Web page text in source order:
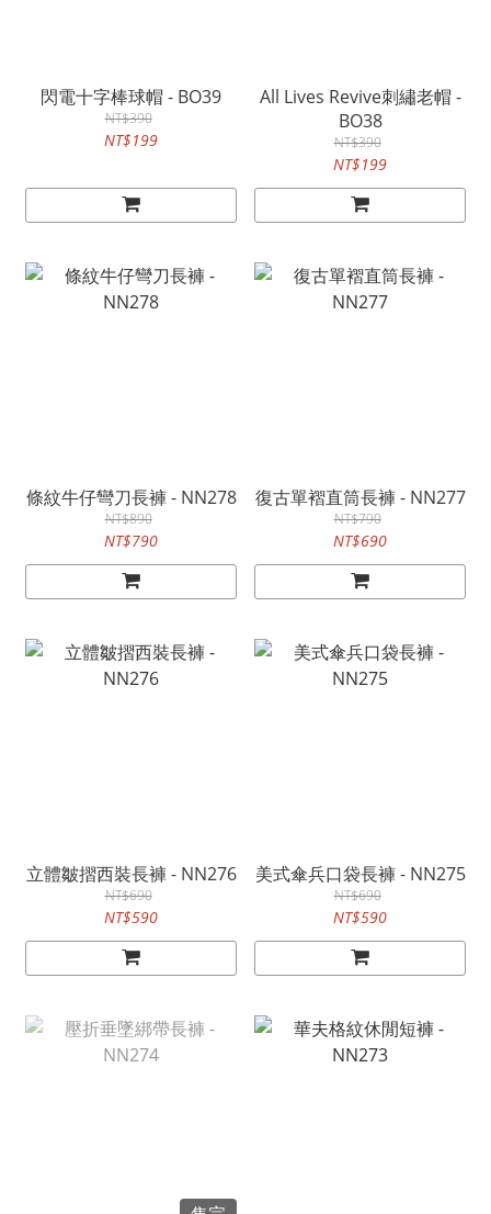
閃電十字棒球帽 - BO39
NT$390
NT$199
All Lives Revive刺繡老帽 -
BO38
NT$390
NT$199
條紋牛仔彎刀長褲 - NN278
NT$890
NT$790
復古單褶直筒長褲 - NN277
NT$790
NT$690
立體皺摺西裝長褲 - NN276
NT$690
NT$590
美式傘兵口袋長褲 - NN275
NT$690
NT$590